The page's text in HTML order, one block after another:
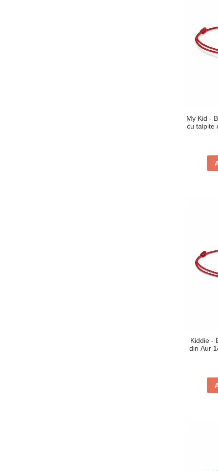
My Kid -
cu talpite
Kiddie -
din Aur